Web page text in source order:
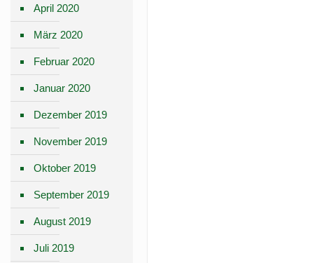
April 2020
März 2020
Februar 2020
Januar 2020
Dezember 2019
November 2019
Oktober 2019
September 2019
August 2019
Juli 2019